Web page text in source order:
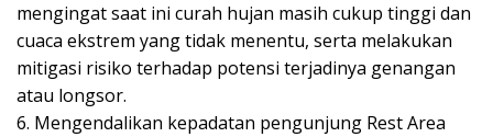
mengingat saat ini curah hujan masih cukup tinggi dan
cuaca ekstrem yang tidak menentu, serta melakukan
mitigasi risiko terhadap potensi terjadinya genangan
atau longsor.
6. Mengendalikan kepadatan pengunjung Rest Area